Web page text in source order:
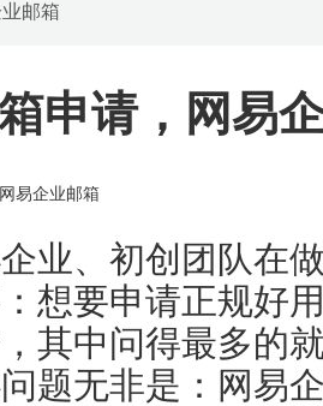
邮箱
申请，网易
网易企业邮箱
业、初创团队在
想要申请正规好
其中问得最多的
题无非是：网易